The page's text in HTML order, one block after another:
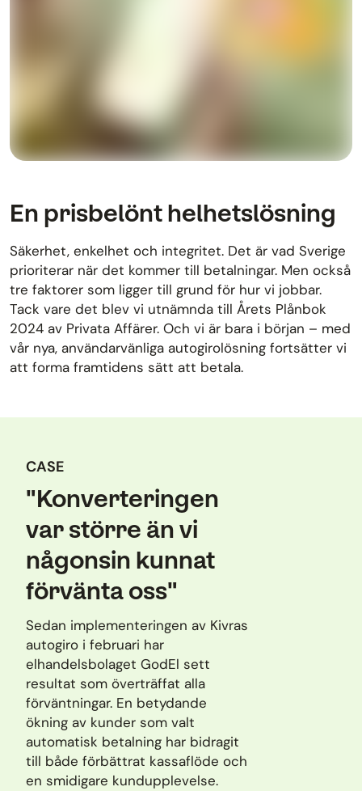
En prisbelönt helhetslösning
Säkerhet, enkelhet och integritet. Det är vad Sverige
prioriterar när det kommer till betalningar. Men också
tre faktorer som ligger till grund för hur vi jobbar.
Tack vare det blev vi utnämnda till Årets Plånbok
2024 av Privata Affärer. Och vi är bara i början – med
vår nya, användarvänliga autogirolösning fortsätter vi
att forma framtidens sätt att betala.
CASE
"Konverteringen
var större än vi
någonsin kunnat
förvänta oss"
Sedan implementeringen av Kivras
autogiro i februari har
elhandelsbolaget GodEl sett
resultat som överträffat alla
förväntningar. En betydande
ökning av kunder som valt
automatisk betalning har bidragit
till både förbättrat kassaflöde och
en smidigare kundupplevelse.